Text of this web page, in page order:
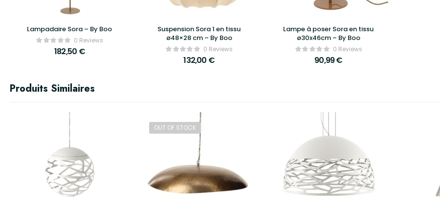
Lampadaire Sora – By Boo
0 Reviews
182,50 €
Suspension Sora 1 en tissu
ø48×28 cm – By Boo
0 Reviews
132,00 €
Lampe à poser Sora en tissu
ø30x46cm – By Boo
0 Reviews
90,99€
Produits Similaires
OUT OF STOCK